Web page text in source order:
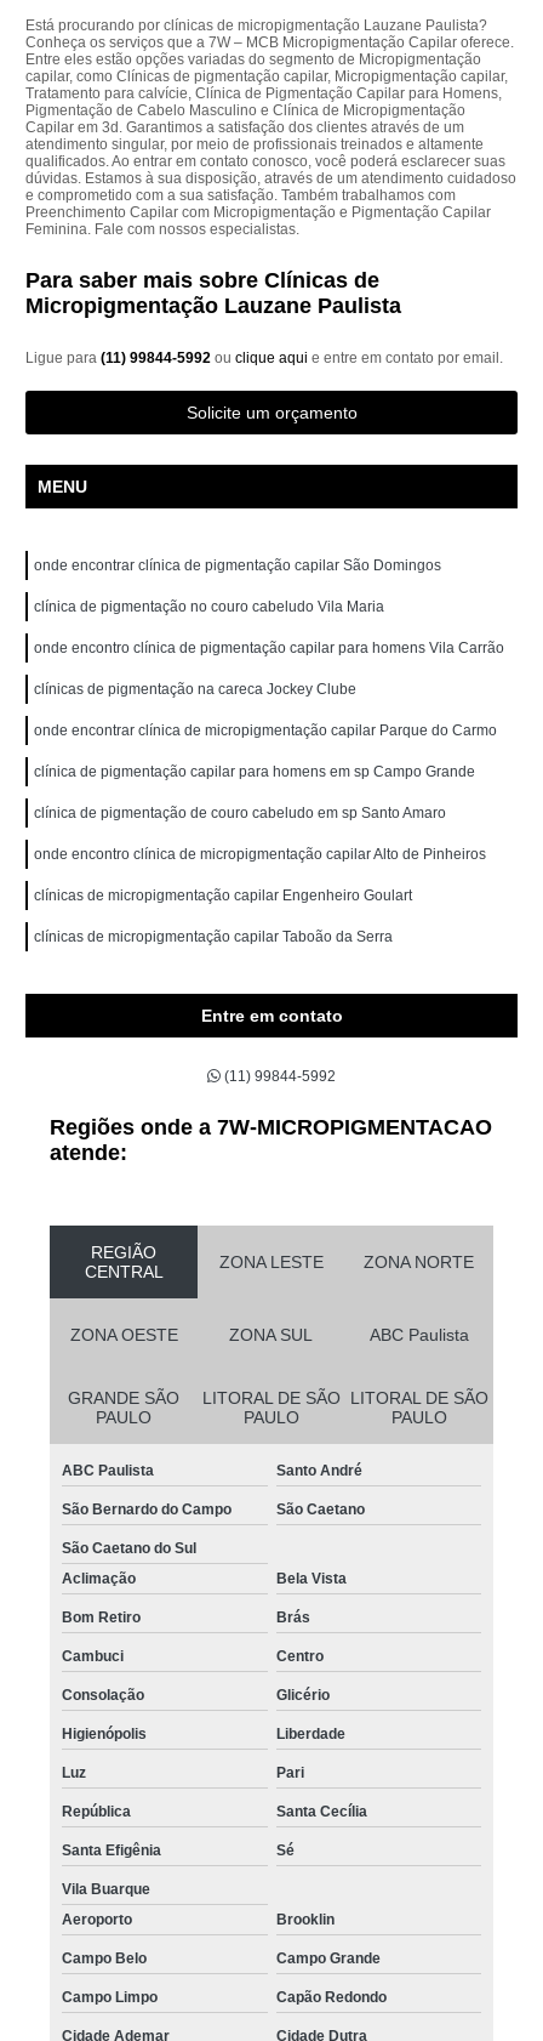
Está procurando por clínicas de micropigmentação Lauzane Paulista?
Conheça os serviços que a 7W – MCB Micropigmentação Capilar oferece.
Entre eles estão opções variadas do segmento de Micropigmentação
capilar, como Clínicas de pigmentação capilar, Micropigmentação capilar,
Tratamento para calvície, Clínica de Pigmentação Capilar para Homens,
Pigmentação de Cabelo Masculino e Clínica de Micropigmentação
Capilar em 3d. Garantimos a satisfação dos clientes através de um
atendimento singular, por meio de profissionais treinados e altamente
qualificados. Ao entrar em contato conosco, você poderá esclarecer suas
dúvidas. Estamos à sua disposição, através de um atendimento cuidadoso
e comprometido com a sua satisfação. Também trabalhamos com
Preenchimento Capilar com Micropigmentação e Pigmentação Capilar
Feminina. Fale com nossos especialistas.
Para saber mais sobre Clínicas de
Micropigmentação Lauzane Paulista
Ligue para(11) 99844-5992ouclique aqui e entre em contato por email.
Solicite um orçamento
MENU
onde encontrar clínica de pigmentação capilar São Domingos
clínica de pigmentação no couro cabeludo Vila Maria
onde encontro clínica de pigmentação capilar para homens Vila Carrão
clínicas de pigmentação na careca Jockey Clube
onde encontrar clínica de micropigmentação capilar Parque do Carmo
clínica de pigmentação capilar para homens em sp Campo Grande
clínica de pigmentação de couro cabeludo em sp Santo Amaro
onde encontro clínica de micropigmentação capilar Alto de Pinheiros
clínicas de micropigmentação capilar Engenheiro Goulart
clínicas de micropigmentação capilar Taboão da Serra
Entre em contato
(11) 99844-5992
Regiões onde a 7W-MICROPIGMENTACAO
atende:
REGIÃO
CENTRAL
ZONA LESTE ZONA NORTE
ZONA OESTE ZONA SUL ABC Paulista
GRANDE SÃO
PAULO
LITORAL DE SÃO
PAULO
LITORAL DE SÃO
PAULO
ABC Paulista Santo André
São Bernardo do Campo São Caetano
São Caetano do Sul
Aclimação
Bela Vista
Bom Retiro Brás
Cambuci Centro
Consolação Glicério
Higienópolis Liberdade
Luz Pari
República Santa Cecília
Santa Efigênia Sé
Vila Buarque
Aeroporto
Brooklin
Campo Belo Campo Grande
Campo Limpo Capão Redondo
Cidade Ademar Cidade Dutra